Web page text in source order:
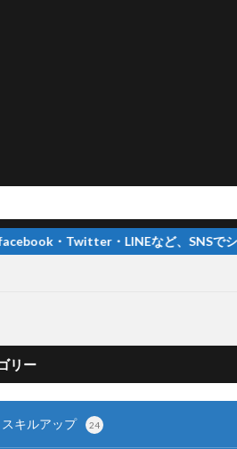
など、SNSでシェアをお願いします
リー
スキルアップ 24